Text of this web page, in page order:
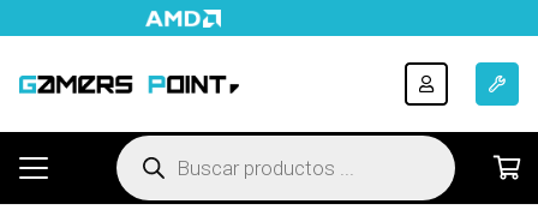
Búsqueda
de
productos